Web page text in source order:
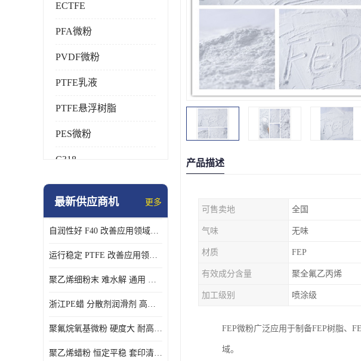
ECTFE
PFA微粉
PVDF微粉
PTFE乳液
PTFE悬浮树脂
PES微粉
C318
HFP
PE蜡粉
PE改性蜡粉
最新供应商机 更多
自润性好 F40 改善应用领域的耐热性 滑润性
运行稳定 PTFE 改善应用领域的耐热性 滑润性
聚乙烯细粉末 难水解 通用 氟茂
浙江PE蜡 分散剂润滑剂 高低熔点
聚氟烷氧基微粉 硬度大 耐高温性能好 良好的不粘性 功能性涂料
聚乙烯蜡粉 恒定平稳 套印清漆 无毒
产品描述
可售卖地 全国
气味 无味
材质 FEP
有效成分含量 聚全氟乙丙烯
加工级别 喷涂级
FEP微粉广泛应用于制备FEP树脂、
域。